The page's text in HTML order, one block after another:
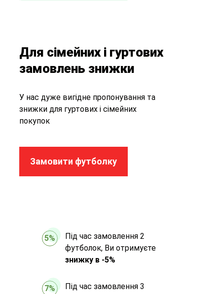
Для сімейних і гуртових
замовлень знижки
У нас дуже вигідне пропонування та
знижки для гуртових і сімейних
покупок
Замовити футболку
5%
Під час замовлення 2
футболок, Ви отримуєте
знижку в -5%
7%
Під час замовлення 3